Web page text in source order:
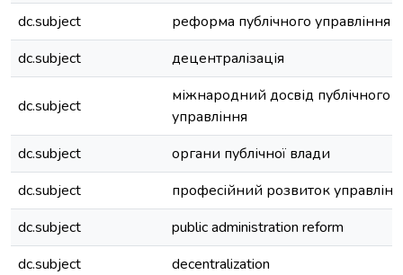
dc.subject
реформа публічного управління
dc.subject
децентралізація
dc.subject
міжнародний досвід публічного
управління
dc.subject
органи публічної влади
dc.subject
професійний розвиток
dc.subject
public administration reform
dc.subject
decentralization